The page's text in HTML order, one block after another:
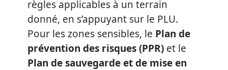
règles applicables à un terrain
donné, en s’appuyant sur le PLU.
Pour les zones sensibles, le Plan de
prévention des risques (PPR) et le
Plan de sauvegarde et de mise en